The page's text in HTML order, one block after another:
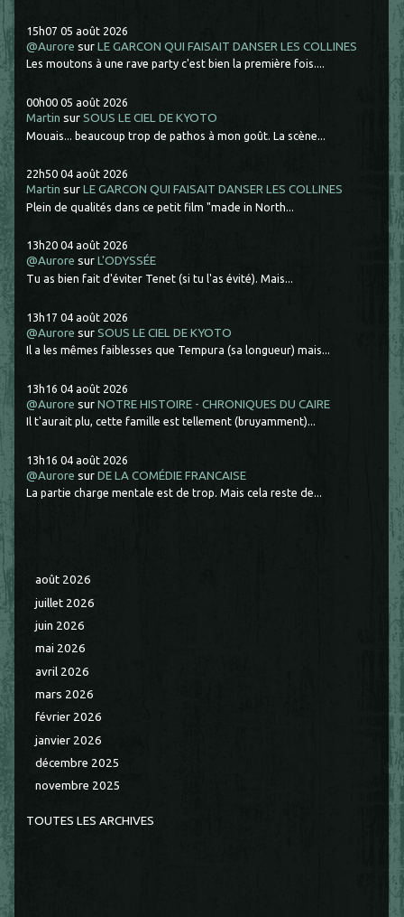
15h07 05 août 2026
@Aurore surLE GARCON QUI FAISAIT DANSER LES COLLINES
Les moutons à une rave party c'est bien la première fois....
00h00 05 août 2026
Martin surSOUS LE CIEL DE KYOTO
Mouais... beaucoup trop de pathos à mon goût. La scène...
22h50 04 août 2026
Martin surLE GARCON QUI FAISAIT DANSER LES COLLINES
Plein de qualités dans ce petit film "made in North...
13h20 04 août 2026
@Aurore surL'ODYSSÉE
Tu as bien fait d'éviter Tenet (si tu l'as évité). Mais...
13h17 04 août 2026
@Aurore surSOUS LE CIEL DE KYOTO
Il a les mêmes faiblesses que Tempura (sa longueur) mais...
13h16 04 août 2026
@Aurore surNOTRE HISTOIRE - CHRONIQUES DU CAIRE
Il t'aurait plu, cette famille est tellement (bruyamment)...
13h16 04 août 2026
@Aurore surDE LA COMÉDIE FRANCAISE
La partie charge mentale est de trop. Mais cela reste de...
août 2026
juillet 2026
juin 2026
mai 2026
avril 2026
mars 2026
février 2026
janvier 2026
décembre 2025
novembre 2025
TOUTES LES ARCHIVES